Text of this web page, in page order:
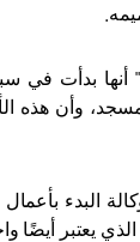
بدأت في
وأن هذه
الوكالة البدء
يعتبر أيضًا